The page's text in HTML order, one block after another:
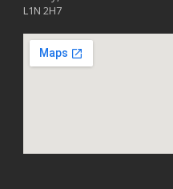
L1N 2H7